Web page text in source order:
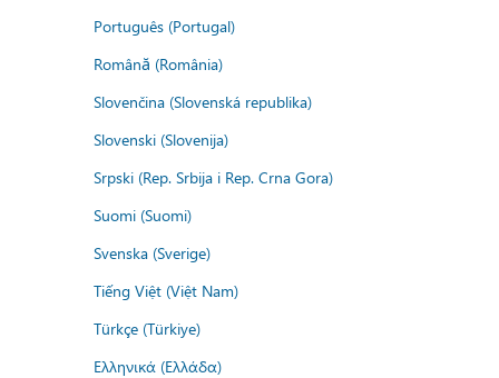
Português (Portugal)
Română (România)
Slovenčina (Slovenská republika)
Slovenski (Slovenija)
Srpski (Rep. Srbija i Rep. Crna Gora)
Suomi (Suomi)
Svenska (Sverige)
Tiếng Việt (Việt Nam)
Türkçe (Türkiye)
Ελληνικά (Ελλάδα)